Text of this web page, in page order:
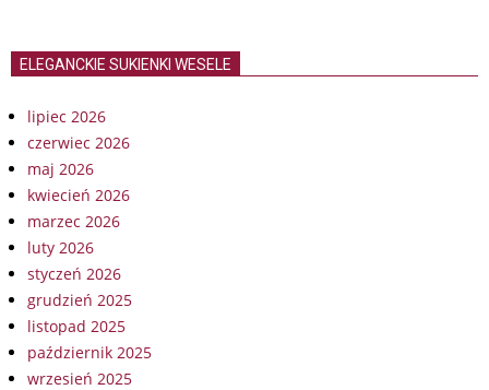
ELEGANCKIE SUKIENKI WESELE
lipiec 2026
czerwiec 2026
maj 2026
kwiecień 2026
marzec 2026
luty 2026
styczeń 2026
grudzień 2025
listopad 2025
październik 2025
wrzesień 2025